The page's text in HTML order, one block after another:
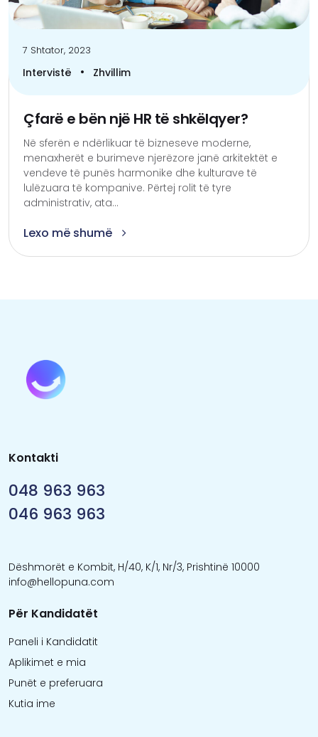
7 Shtator, 2023
Intervistë • Zhvillim
Çfarë e bën një HR të shkëlqyer?
Në sferën e ndërlikuar të bizneseve moderne,
menaxherët e burimeve njerëzore janë arkitektët e
vendeve të punës harmonike dhe kulturave të
lulëzuara të kompanive. Përtej rolit të tyre
administrativ, ata...
Lexo më shumë
Kontakti
048 963 963
046 963 963
Dëshmorët e Kombit, H/40, K/1, Nr/3, Prishtinë 10000
info@hellopuna.com
Për Kandidatët
Paneli i Kandidatit
Aplikimet e mia
Punët e preferuara
Kutia ime